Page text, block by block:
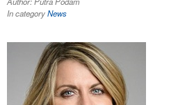
In categoryNews